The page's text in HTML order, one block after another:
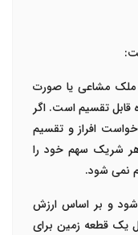
ملک مشاعی یا صورت
قابل تقسیم است. اگر
افراز و تقسیم
هر شریک سهم خود را
نمی شود.
و بر اساس ارزش
یک قطعه زمین برای